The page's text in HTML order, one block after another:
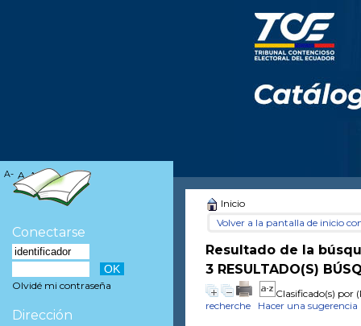
Inicio
Volver a la pantalla de inicio
Resultado de la
3 RESULTADO(S)
Clasificado(s) por
recherche
Hacer una sugerencia
A- A A+
Conectarse
Olvidé mi contraseña
Dirección